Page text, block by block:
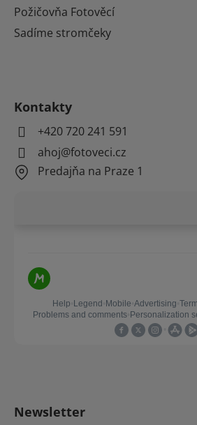
Požičovňa Fotověcí
Sadíme stromčeky
Kontakty
+420 720 241 591
ahoj@fotoveci.cz
Predajňa na Praze 1
Newsletter